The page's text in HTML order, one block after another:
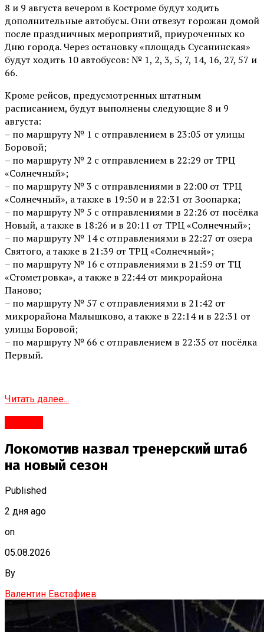
8 и 9 августа вечером в Костроме будут ходить
дополнительные автобусы. Они отвезут горожан домой
после праздничных мероприятий, приуроченных ко
Дню города. Через остановку «площадь Сусанинская»
будут ходить 10 автобусов: № 1, 2, 3, 5, 7, 14, 16, 27, 57 и
66.
Кроме рейсов, предусмотренных штатным
расписанием, будут выполнены следующие 8 и 9
августа:
– по маршруту № 1 с отправлением в 23:05 от улицы
Боровой;
– по маршруту № 2 с отправлением в 22:29 от ТРЦ
«Солнечный»;
– по маршруту № 3 с отправлениями в 22:00 от ТРЦ
«Солнечный», а также в 19:50 и в 22:31 от Зоопарка;
– по маршруту № 5 с отправлениями в 22:26 от посёлка
Новый, а также в 18:26 и в 20:11 от ТРЦ «Солнечный»;
– по маршруту № 14 с отправлениями в 22:27 от озера
Святого, а также в 21:39 от ТРЦ «Солнечный»;
– по маршруту № 16 с отправлениями в 21:59 от ТЦ
«Стометровка», а также в 22:44 от микрорайона
Паново;
– по маршруту № 57 с отправлениями в 21:42 от
микрорайона Малышково, а также в 22:14 и в 22:31 от
улицы Боровой;
– по маршруту № 66 с отправлением в 22:35 от посёлка
Первый.
Читать далее...
Локомотив назвал тренерский штаб
на новый сезон
Published
2 дня ago
on
05.08.2026
By
Валентин Евстафиев